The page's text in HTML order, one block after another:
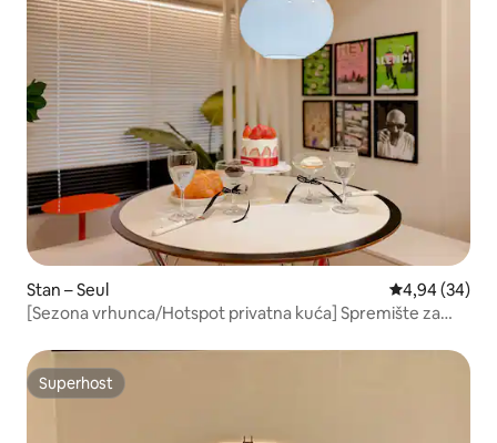
Stan – Seul Prosječna
4,94 (34)
[Sezona vrhunca/Hotspot privatna kuća] Spremište za
minute | Prizemlje, ravno [4 osobe]
Superhost
Superhost